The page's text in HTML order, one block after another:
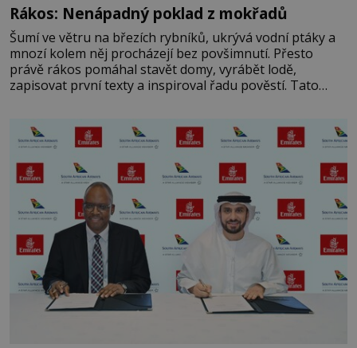
Rákos: Nenápadný poklad z mokřadů
Šumí ve větru na březích rybníků, ukrývá vodní ptáky a
mnozí kolem něj procházejí bez povšimnutí. Přesto
právě rákos pomáhal stavět domy, vyrábět lodě,
zapisovat první texty a inspiroval řadu pověstí. Tato
letního koupání. Stačí se však podívat